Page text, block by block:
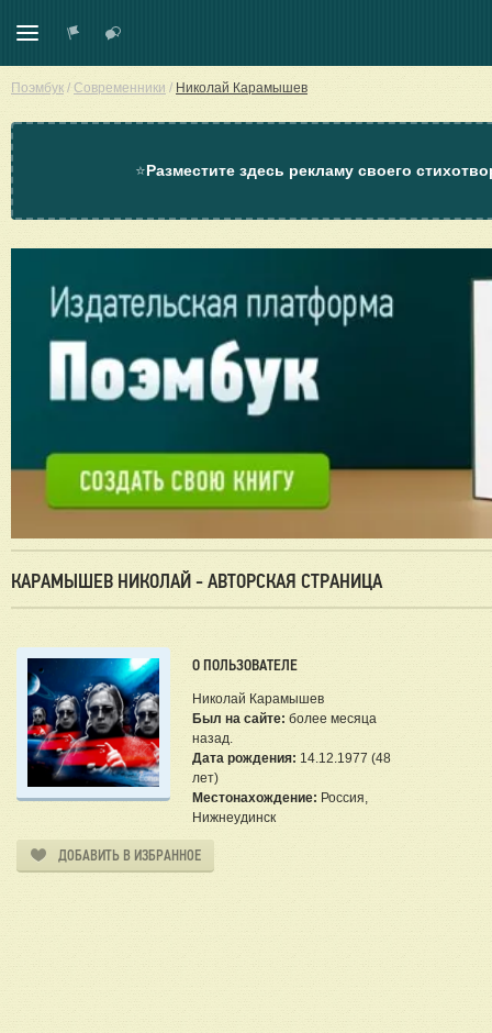
Поэмбук / Современники / Николай Карамышев
⭐Разместите здесь рекламу своего
КАРАМЫШЕВ НИКОЛАЙ - АВТОРСКАЯ СТРАНИЦА
О ПОЛЬЗОВАТЕЛЕ
Николай Карамышев
Был на сайте: более месяца
назад.
Дата рождения: 14.12.1977 (48
лет)
Местонахождение: Россия,
Нижнеудинск
ДОБАВИТЬ В ИЗБРАННОЕ